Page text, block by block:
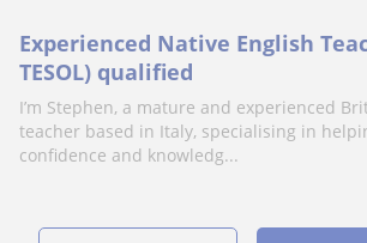
Experienced Native English
TESOL) qualified
I’m Stephen, a mature and experienced
teacher based in Italy, specialising in
confidence and knowledg...